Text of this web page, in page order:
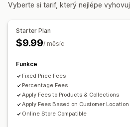
Vyberte si tarif, který nejlépe
Starter Plan
$9.99/ měsíc
Funkce
Fixed Price Fees
Percentage Fees
Apply Fees to Products & Collections
Apply Fees Based on Customer Location
Online Store Compatible